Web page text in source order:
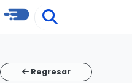
Regresar